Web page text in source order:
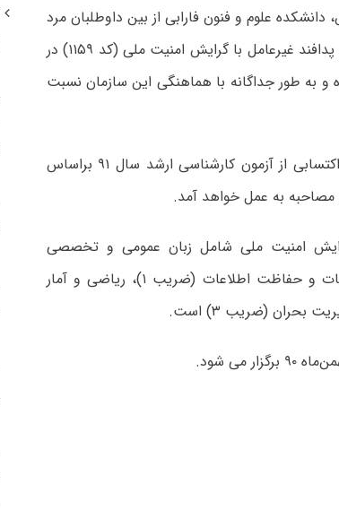
علوم و فنون فارابی از بین داوطلبان مرد
شاغل رسمی در دستگاههای دولتی در رشته امتحانی پدافند غیرعامل با گرایش امنیت ملی (کد ۱۱۵۹) در
اعلام شده و به طور جداگانه با هماهنگی این سازمان نسبت
پذیرش دانشجو از میان داوطلبان با توجه به نمره اکتسابی از آزمون کارشناسی ارشد سال ۹۱ براساس
به عمل خواهد آمد.
امنیت ملی شامل زبان عمومی و تخصصی
انگلیسی (ضریب ۱)، امنیت ملی (ضریب ۲)، اطلاعات و حفاظت اطلاعات (ضریب ۱)، ریاضی و آمار